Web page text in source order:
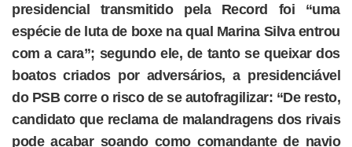
presidencial transmitido pela Record foi “uma
espécie de luta de boxe na qual Marina Silva entrou
com a cara”; segundo ele, de tanto se queixar dos
boatos criados por adversários, a presidenciável
do PSB corre o risco de se autofragilizar: “De resto,
candidato que reclama de malandragens dos rivais
pode acabar soando como comandante de navio